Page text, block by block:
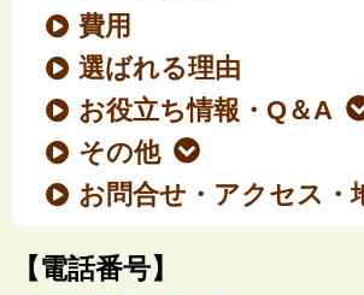
費用
選ばれる理由
お役立ち情報・Q＆A
その他
お問合せ・アクセス・
【電話番号】